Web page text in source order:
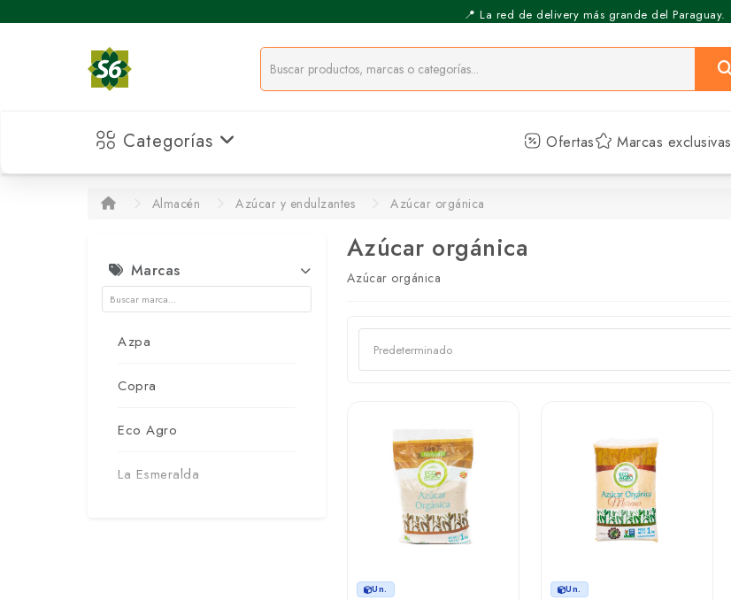
📍 La red de delivery más grande del Paraguay.
⚡️ Pickup Express - Retirás en 30 min.
Categorías Ofertas Marcas exclusivas
Almacén Azúcar y endulzantes Azúcar orgánica
Marcas
Azpa
Copra
Eco Agro
La Esmeralda
Azúcar orgánica
Azúcar orgánica
Un. Un.